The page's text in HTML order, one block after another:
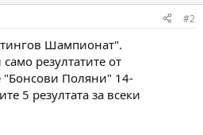
#2
Шампионат".
резултатите от
"Бонсови Поляни" 14-
5 резултата за всеки